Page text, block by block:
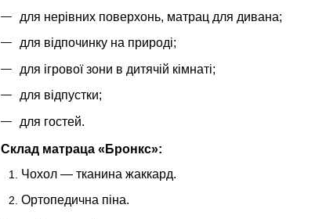
для нерівних поверхонь, матрац для дивана;
для відпочинку на природі;
для ігрової зони в дитячій кімнаті;
для відпустки;
для гостей.
Склад матраца «Бронкс»:
Чохол — тканина жаккард.
Ортопедична піна.